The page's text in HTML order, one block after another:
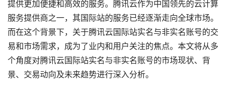
提供更加便捷和高效的服务。腾讯云作为中国领先的云计算
服务提供商之一，其国际站的服务已经逐渐走向全球市场。
而在这个背景下，关于腾讯云国际站实名与非实名账号的交
易和市场需求，成为了业内和用户关注的焦点。本文将从多
个角度对腾讯云国际站实名与非实名账号的市场现状、背
景、交易动向及未来趋势进行深入分析。